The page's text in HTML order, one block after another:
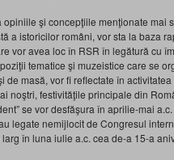
şi concepţiile menţionate mai
a istoricilor români, vor sta la baza
vor avea loc în RSR în legătură cu
tematice şi muzeistice care se
masă, vor fi reflectate în
noştri, festivităţile principale din
se vor desfăşura în aprilie-mai
legate nemijlocit de Congresul
în luna iulie a.c. cea de-a 15-a